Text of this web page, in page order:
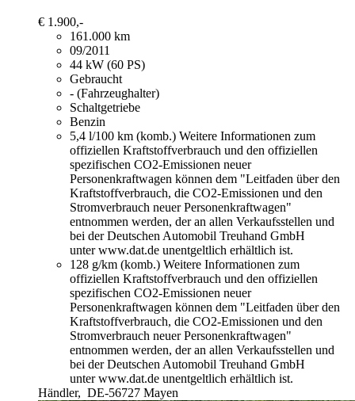
€ 1.900,-
161.000 km
09/2011
44 kW (60 PS)
Gebraucht
- (Fahrzeughalter)
Schaltgetriebe
Benzin
5,4 l/100 km (komb.) Weitere Informationen zum
offiziellen Kraftstoffverbrauch und den offiziellen
spezifischen CO2-Emissionen neuer
Personenkraftwagen können dem "Leitfaden über den
Kraftstoffverbrauch, die CO2-Emissionen und den
Stromverbrauch neuer Personenkraftwagen"
entnommen werden, der an allen Verkaufsstellen und
bei der Deutschen Automobil Treuhand GmbH
unter www.dat.de unentgeltlich erhältlich ist.
128 g/km (komb.) Weitere Informationen zum
offiziellen Kraftstoffverbrauch und den offiziellen
spezifischen CO2-Emissionen neuer
Personenkraftwagen können dem "Leitfaden über den
Kraftstoffverbrauch, die CO2-Emissionen und den
Stromverbrauch neuer Personenkraftwagen"
entnommen werden, der an allen Verkaufsstellen und
bei der Deutschen Automobil Treuhand GmbH
unter www.dat.de unentgeltlich erhältlich ist.
Händler, DE-56727 Mayen